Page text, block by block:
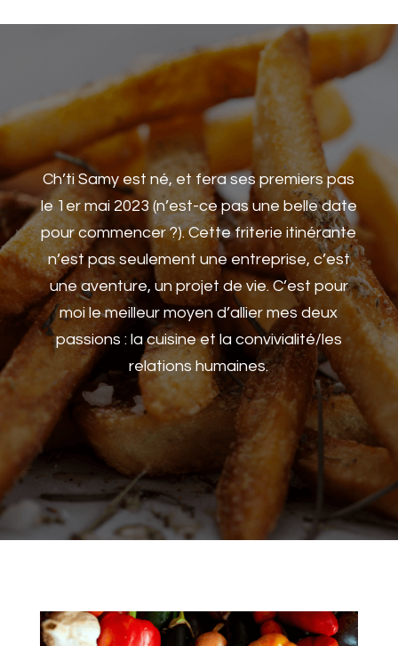
Ch’ti Samy est né, et fera ses premiers pas
le 1er mai 2023 (n’est-ce pas une belle date
pour commencer ?). Cette friterie itinérante
n’est pas seulement une entreprise, c’est
une aventure, un projet de vie. C’est pour
moi le meilleur moyen d’allier mes deux
passions : la cuisine et la convivialité/les
relations humaines.